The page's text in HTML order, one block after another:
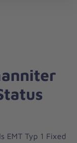
EMT Typ 1 Fixed